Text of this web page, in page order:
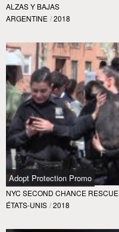
ALZAS Y BAJAS
ARGENTINE / 2018
Adopt Protection Promo
NYC SECOND CHANCE RESCUE
ÉTATS-UNIS / 2018